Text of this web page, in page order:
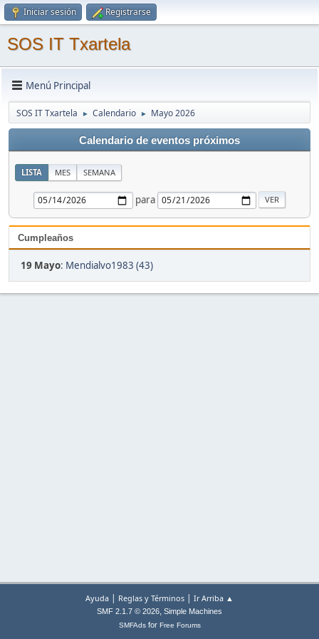
Iniciar sesión Registrarse
SOS IT Txartela
Menú Principal
SOS IT Txartela ► Calendario ► Mayo 2026
Calendario de eventos próximos
LISTA MES SEMANA
para
Cumpleaños
19 Mayo: Mendialvo1983 (43)
Ayuda | Reglas y Términos | Ir Arriba ▲
SMF 2.1.7 © 2026, Simple Machines
SMFAdsfor Free Forums